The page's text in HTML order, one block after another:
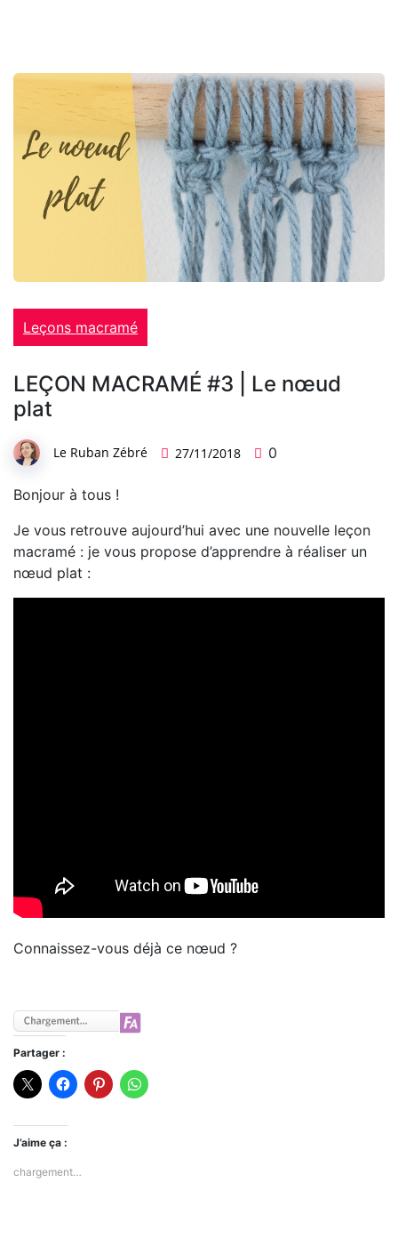
Leçons macramé
LEÇON MACRAMÉ #3 | Le nœud
plat
Le Ruban Zébré 27/11/2018 0
Bonjour à tous !
Je vous retrouve aujourd’hui avec une nouvelle leçon
macramé : je vous propose d’apprendre à réaliser un
nœud plat :
Connaissez-vous déjà ce nœud ?
Partager :
J’aime ça :
chargement…